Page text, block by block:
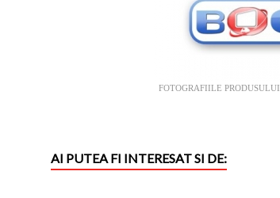
FOTOGRAFIILE PRODUSULUI
AI PUTEA FI INTERESAT SI DE: